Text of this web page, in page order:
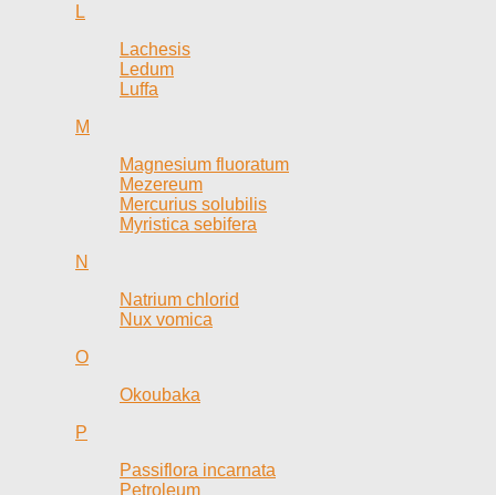
L
Lachesis
Ledum
Luffa
M
Magnesium fluoratum
Mezereum
Mercurius solubilis
Myristica sebifera
N
Natrium chlorid
Nux vomica
O
Okoubaka
P
Passiflora incarnata
Petroleum